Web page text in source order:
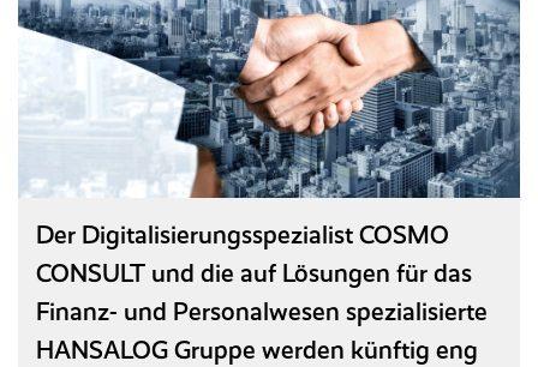
Entgeltabrechnung
Entgeltanalyse NEU
Baulohn
Reisekostenabrechnung
KI-Assistent
Reisekosten­abrechnung
BPS Heuer­abrechnung
Referenzen
Karriere
Magazin
Partner
HANSALOG MEGA
Downloads & Links
Wissensdatenbank/FAQ
Glossar
Seminare und Schulungen
Messen
Der Digitalisierungsspezialist COSMO
CONSULT und die auf Lösungen für das
Finanz- und Personalwesen spezialisierte
HANSALOG Gruppe werden künftig eng